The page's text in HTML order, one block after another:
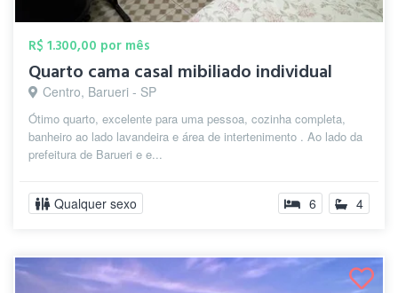
R$ 1.300,00 por mês
Quarto cama casal mibiliado individual
Centro, Barueri - SP
Ótimo quarto, excelente para uma pessoa, cozinha completa,
banheiro ao lado lavandeira e área de intertenimento . Ao lado da
prefeitura de Barueri e e...
Qualquer sexo 6 4